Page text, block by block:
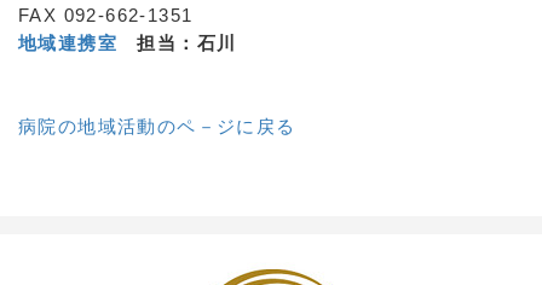
FAX 092-662-1351
地域連携室 担当：石川
病院の地域活動のペ－ジに戻る